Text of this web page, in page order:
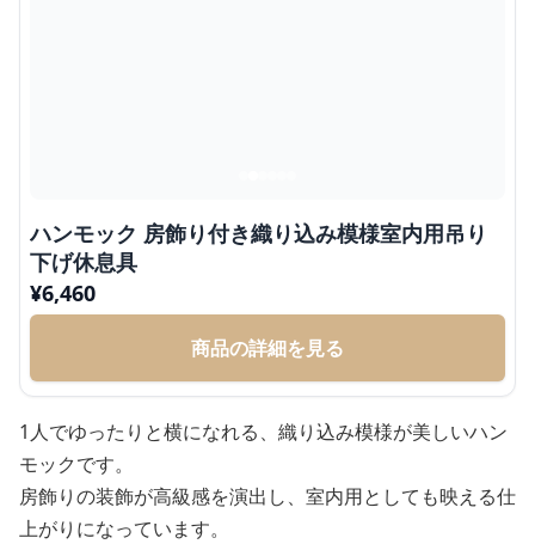
ハンモック 房飾り付き織り込み模様室内用吊り
下げ休息具
¥6,460
商品の詳細を見る
1人でゆったりと横になれる、織り込み模様が美しいハン
モックです。
房飾りの装飾が高級感を演出し、室内用としても映える仕
上がりになっています。